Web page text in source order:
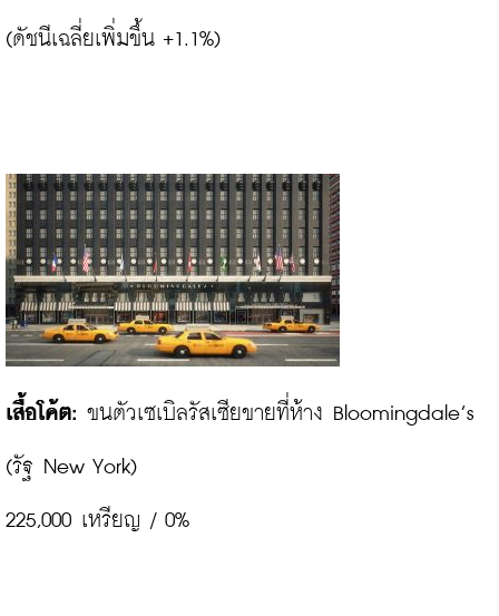
(ดัชนีเฉลี่ยเพิ่มขึ้น +1.1%)
เสื้อโค้ต: ขนตัวเซเบิลรัสเซียขายที่ห้าง Bloomingdale’s
(รัฐ New York)
225,000 เหรียญ / 0%